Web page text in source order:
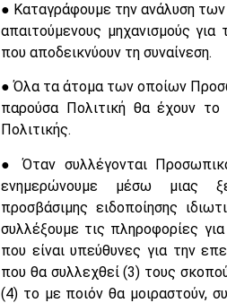
● Καταγράφουμε την ανάλυση των
απαιτούμενους μηχανισμούς
που αποδεικνύουν τη συναίνεση.
● Όλα τα άτομα των οποίων
παρούσα Πολιτική θα έχουν
Πολιτικής.
● Όταν συλλέγονται
ενημερώνουμε μέσω μιας
προσβάσιμης ειδοποίησης
συλλέξουμε τις πληροφορίες
που είναι υπεύθυνες για την
που θα συλλεχθεί (3) τους
(4) το με ποιόν θα μοιραστούν,